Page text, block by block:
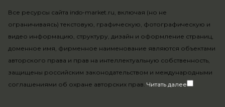
Все ресурсы сайта indo-market.ru, включая (но не
ограничиваясь) текстовую, графическую, фотографическую и
видео информацию, структуру, дизайн и оформление страниц,
доменное имя, фирменное наименование являются объектами
авторского права и прав на интеллектуальную собственность,
защищены российским законодательством и международными
соглашениями об охране авторских прав. Читать далее